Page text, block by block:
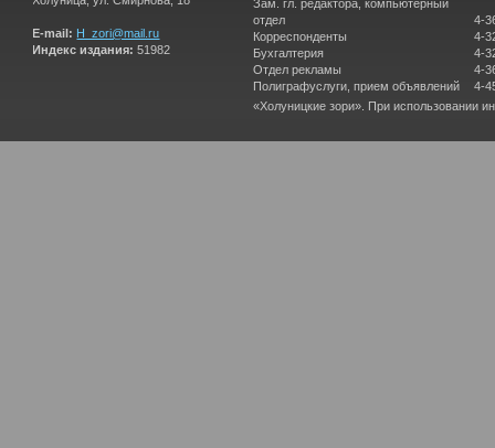
E-mail: H_zori@mail.ru
Индекс издания: 51982
Зам. гл. редактора, компьютерный
отдел
Корреспонденты
Бухгалтерия
Отдел рекламы
Полиграфуслуги, прием объявлений
4-
4-
4-
4-
4-
«Холуницкие зори». При использовании